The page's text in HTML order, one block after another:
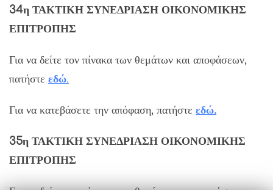
34η ΤΑΚΤΙΚΗ ΣΥΝΕΔΡΙΑΣΗ ΟΙΚΟΝΟΜΙΚΗΣ
ΕΠΙΤΡΟΠΗΣ
Για να δείτε τον πίνακα των θεμάτων και αποφάσεων,
πατήστε εδώ.
Για να κατεβάσετε την απόφαση, πατήστε εδώ.
35η ΤΑΚΤΙΚΗ ΣΥΝΕΔΡΙΑΣΗ ΟΙΚΟΝΟΜΙΚΗΣ
ΕΠΙΤΡΟΠΗΣ